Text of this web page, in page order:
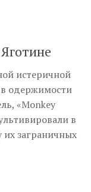
истеричной
одержимости
«Monkey
в
их заграничных